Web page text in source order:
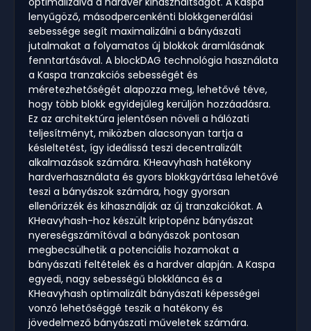
lenyűgöző, másodpercenkénti blokkgenerálási
sebessége segít maximalizálni a bányászati
jutalmakat a folyamatos új blokkok áramlásának
fenntartásával. A blockDAG technológia használata
a Kaspa tranzakciós sebességét és
méretezhetőségét alapozza meg, lehetővé téve,
hogy több blokk egyidejűleg kerüljön hozzáadásra.
Ez az architektúra jelentősen növeli a hálózati
teljesítményt, miközben alacsonyan tartja a
késleltetést, így ideálissá teszi decentralizált
alkalmazások számára. KHeavyhash hatékony
hardverhasználata és gyors blokkgyártása lehetővé
teszi a bányászok számára, hogy gyorsan
ellenőrizzék és kihasználják az új tranzakciókat. A
KHeavyhash-hoz készült kriptopénz bányászat
nyereségszámítóval a bányászok pontosan
megbecsülhetik a potenciális hozamokat a
bányászati feltételek és a hardver alapján. A Kaspa
egyedi, nagy sebességű blokklánca és a
KHeavyhash optimalizált bányászati képességei
vonzó lehetőséggé teszik a hatékony és
jövedelmező bányászati műveletek számára.